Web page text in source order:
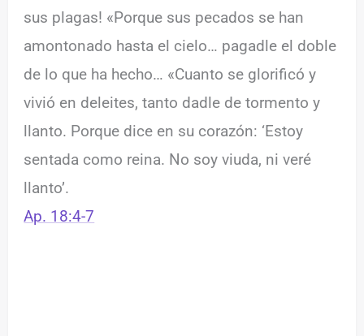
sus plagas! «Porque sus pecados se han
amontonado hasta el cielo… pagadle el doble
de lo que ha hecho… «Cuanto se glorificó y
vivió en deleites, tanto dadle de tormento y
llanto. Porque dice en su corazón: ‘Estoy
sentada como reina. No soy viuda, ni veré
llanto’.
Ap. 18:4-7